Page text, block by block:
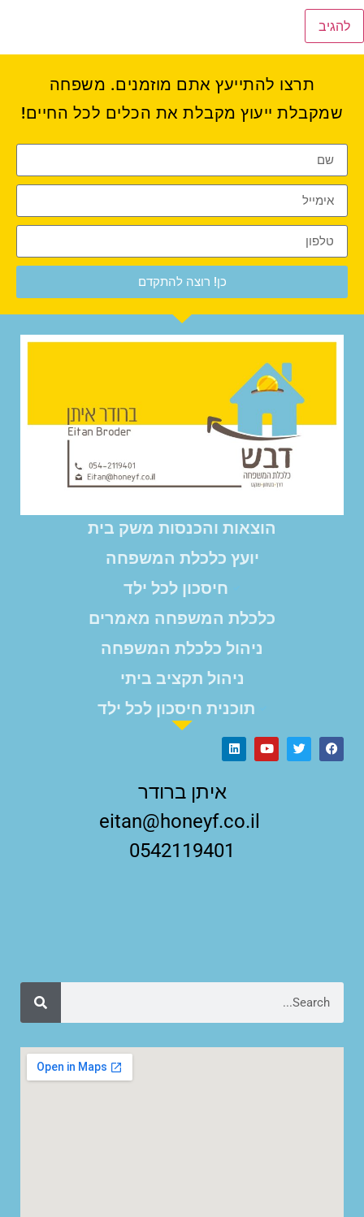
תרצו להתייעץ אתם מוזמנים. משפחה
שמקבלת ייעוץ מקבלת את הכלים לכל החיים!
כן! רוצה להתקדם
הוצאות והכנסות משק בית
יועץ כלכלת המשפחה
חיסכון לכל ילד
כלכלת המשפחה מאמרים
ניהול כלכלת המשפחה
ניהול תקציב ביתי
תוכנית חיסכון לכל ילד
איתן ברודר
0542119401